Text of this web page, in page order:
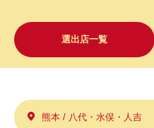
選出店一覧
熊本 / 八代・水俣・人吉